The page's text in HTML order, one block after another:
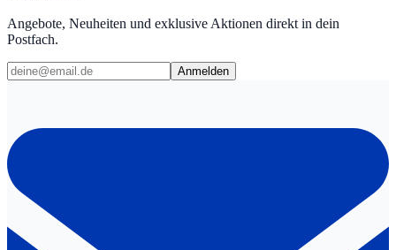
Angebote, Neuheiten und exklusive Aktionen direkt in dein
Postfach.
Anmelden